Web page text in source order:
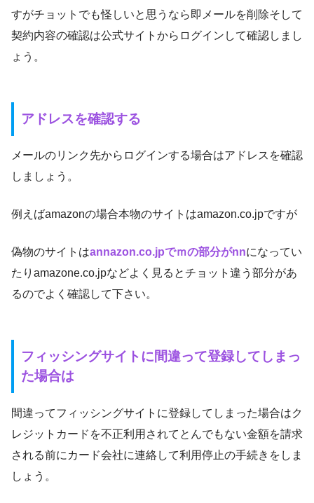
すがチョットでも怪しいと思うなら即メールを削除そして
契約内容の確認は公式サイトからログインして確認しまし
ょう。
アドレスを確認する
メールのリンク先からログインする場合はアドレスを確認
しましょう。
例えばamazonの場合本物のサイトはamazon.co.jpですが
偽物のサイトはannazon.co.jpでｍの部分がnnになってい
たりamazone.co.jpなどよく見るとチョット違う部分があ
るのでよく確認して下さい。
フィッシングサイトに間違って登録してしまっ
た場合は
間違ってフィッシングサイトに登録してしまった場合はク
レジットカードを不正利用されてとんでもない金額を請求
される前にカード会社に連絡して利用停止の手続きをしま
しょう。